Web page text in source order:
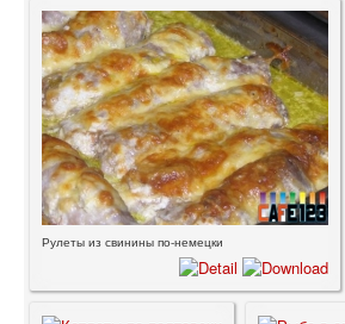
Рулеты из свинины по-немецки